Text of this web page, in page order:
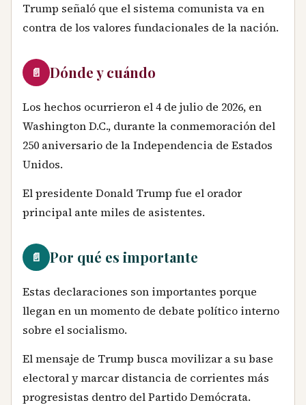
Trump señaló que el sistema comunista va en
contra de los valores fundacionales de la nación.
📄 Dónde y cuándo
Los hechos ocurrieron el 4 de julio de 2026, en
Washington D.C., durante la conmemoración del
250 aniversario de la Independencia de Estados
Unidos.
El presidente Donald Trump fue el orador
principal ante miles de asistentes.
📄 Por qué es importante
Estas declaraciones son importantes porque
llegan en un momento de debate político interno
sobre el socialismo.
El mensaje de Trump busca movilizar a su base
electoral y marcar distancia de corrientes más
progresistas dentro del Partido Demócrata.